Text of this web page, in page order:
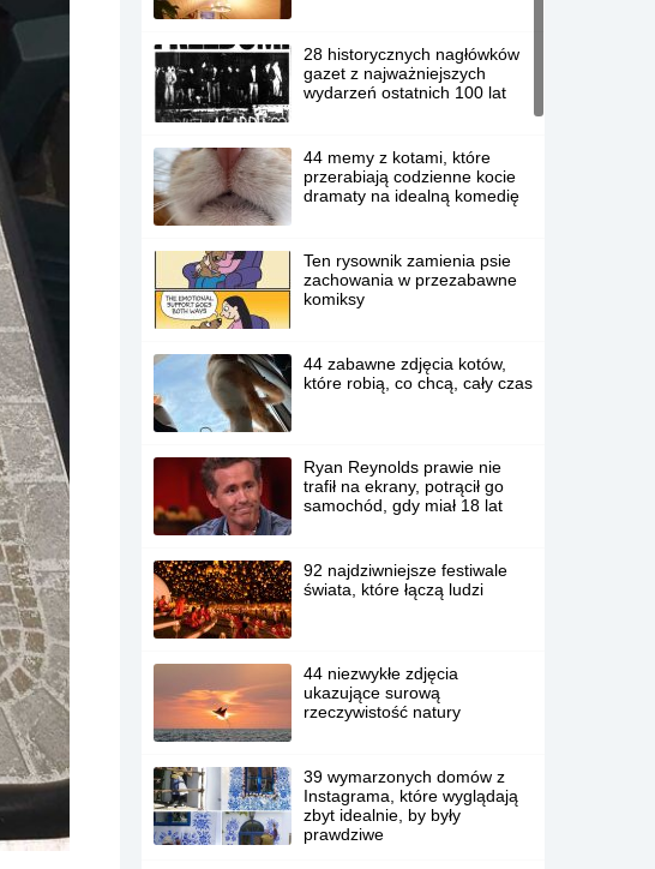
28 historycznych nagłówków
gazet z najważniejszych
wydarzeń ostatnich 100 lat
44 memy z kotami, które
przerabiają codzienne kocie
dramaty na idealną komedię
Ten rysownik zamienia psie
zachowania w przezabawne
komiksy
44 zabawne zdjęcia kotów,
które robią, co chcą, cały czas
Ryan Reynolds prawie nie
trafił na ekrany, potrącił go
samochód, gdy miał 18 lat
92 najdziwniejsze festiwale
świata, które łączą ludzi
44 niezwykłe zdjęcia
ukazujące surową
rzeczywistość natury
39 wymarzonych domów z
Instagrama, które wyglądają
zbyt idealnie, by były
prawdziwe